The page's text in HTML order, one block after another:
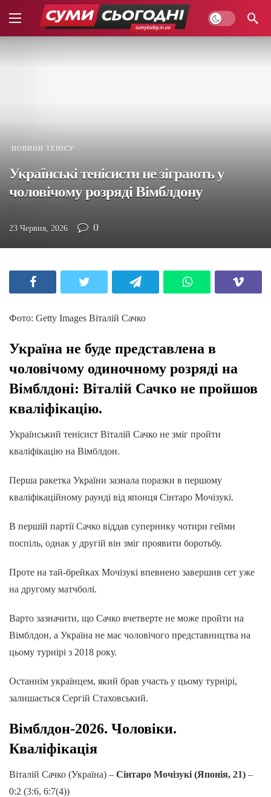
НОВИНИ ТЕНІСУ
Українські тенісисти не зіграють у
чоловічому розряді Вімблдону
23 Червня, 2026 0
Фото: Getty Images Віталій Сачко
Україна не буде представлена в
чоловічому одиночному розряді на
Вімблдоні: Віталій Сачко не пройшов
кваліфікацію.
Український тенісист Віталій Сачко не зміг пройти
кваліфікацію на Вімблдон.
Перша ракетка України зазнала поразки в першому
кваліфікаційному раунді від японця Сінтаро Мочізукі.
В першій партії Сачко віддав супернику чотири гейми
поспіль, однак у другій він зміг проявити боротьбу.
Проте на тай-брейках Мочізукі впевнено завершив сет уже
на другому матчболі.
Варто зазначити, що Сачко вчетверте не може пройти на
Вімблдон, а Україна не має чоловічого представництва на
цьому турнірі з 2018 року.
Останнім українцем, який брав участь у цьому турнірі,
залишається Сергій Стаховський.
Вімблдон-2026. Чоловіки.
Кваліфікація
Віталій Сачко (Україна) – Сінтаро Мочізукі (Японія, 21) –
0:2 (3:6, 6:7(4))